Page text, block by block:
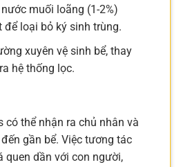
muối loãng (1-2%)
để loại bỏ ký sinh trùng.
xuyên vệ sinh bể, thay
hệ thống lọc.
có thể nhận ra chủ nhân và
gần bể. Việc tương tác
quen dần với con người,